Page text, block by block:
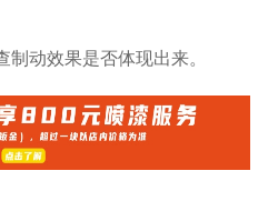
动效果是否体现出来。